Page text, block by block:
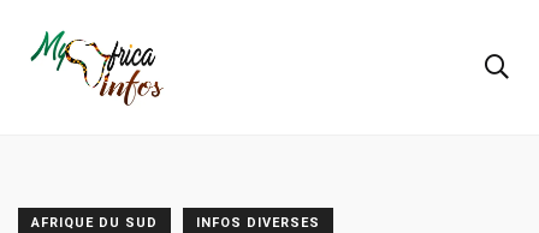
AFRIQUE DU SUD INFOS DIVERSES